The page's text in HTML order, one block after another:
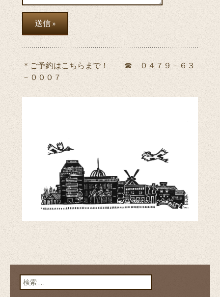
＊ご予約はこちらまで！ ☎ ０４７９－６３
－０００７
検索: